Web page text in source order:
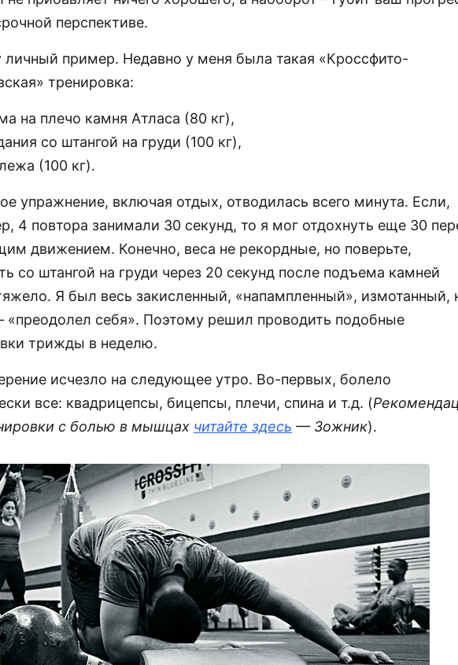
перспективе.
личный пример. Недавно у меня была такая «Кроссфито-
тренировка:
на плечо камня Атласа (80 кг),
со штангой на груди (100 кг),
(100 кг).
упражнение, включая отдых, отводилась всего минута. Если,
4 повтора занимали 30 секунд, то я мог отдохнуть еще 30
движением. Конечно, веса не рекордные, но поверьте,
со штангой на груди через 20 секунд после подъема камней
Я был весь закисленный, «напампленный», измотанный,
«преодолел себя». Поэтому решил проводить подобные
трижды в неделю.
исчезло на следующее утро. Во-первых, болело
все: квадрицепсы, бицепсы, плечи, спина и т.д. (
с болью в мышцах читайте здесь — Зожник).